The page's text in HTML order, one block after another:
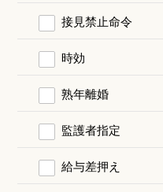
接見禁止命令
時効
熟年離婚
監護者指定
給与差押え